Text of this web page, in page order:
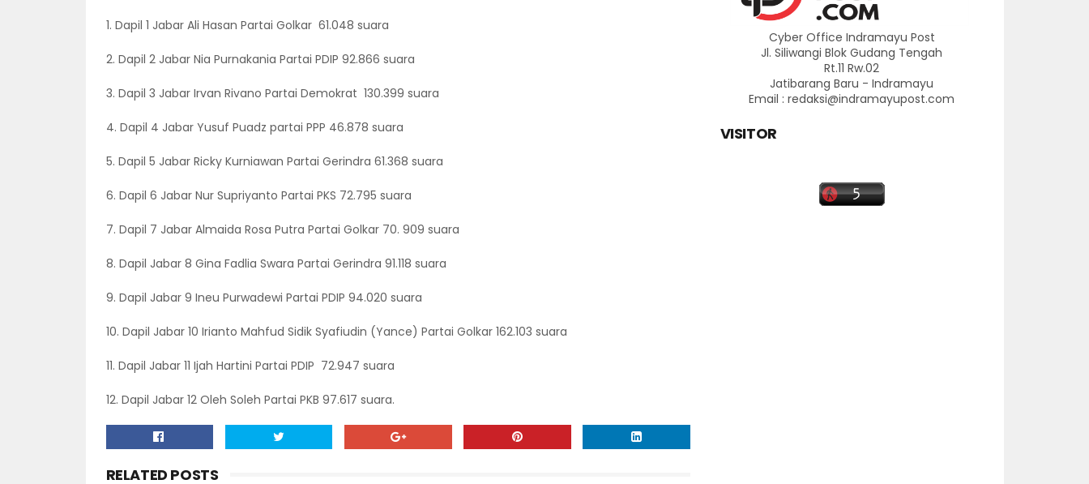
1. Dapil 1 Jabar Ali Hasan Partai Golkar 61.048 suara
2. Dapil 2 Jabar Nia Purnakania Partai PDIP 92.866 suara
3. Dapil 3 Jabar Irvan Rivano Partai Demokrat 130.399 suara
4. Dapil 4 Jabar Yusuf Puadz partai PPP 46.878 suara
5. Dapil 5 Jabar Ricky Kurniawan Partai Gerindra 61.368 suara
6. Dapil 6 Jabar Nur Supriyanto Partai PKS 72.795 suara
7. Dapil 7 Jabar Almaida Rosa Putra Partai Golkar 70. 909 suara
8. Dapil Jabar 8 Gina Fadlia Swara Partai Gerindra 91.118 suara
9. Dapil Jabar 9 Ineu Purwadewi Partai PDIP 94.020 suara
10. Dapil Jabar 10 Irianto Mahfud Sidik Syafiudin (Yance) Partai Golkar 162.103 suara
11. Dapil Jabar 11 Ijah Hartini Partai PDIP 72.947 suara
12. Dapil Jabar 12 Oleh Soleh Partai PKB 97.617 suara.
RELATED POSTS
Cyber Office Indramayu Post
Jl. Siliwangi Blok Gudang Tengah
Rt.11 Rw.02
Jatibarang Baru - Indramayu
Email : redaksi@indramayupost.com
VISITOR